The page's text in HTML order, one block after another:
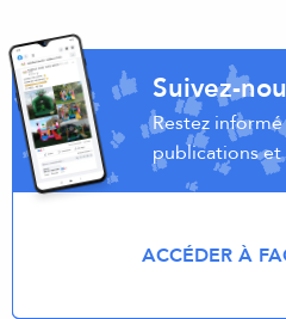
Suivez-
Restez
publications et
ACCÉDER À